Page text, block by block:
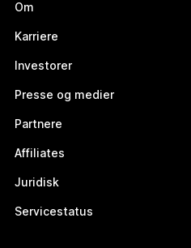
Om
Karriere
Investorer
Presse og medier
Partnere
Affiliates
Juridisk
Servicestatus